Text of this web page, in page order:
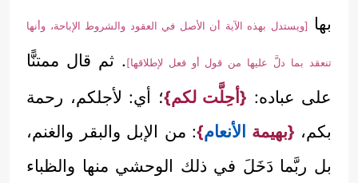
بها
[ويستدل بهذه الآية أن الأصل في العقود والشروط الإباحة، وأنها
تنعقد بما دلَّ عليها من قول أو فعل لإطلاقها] . ثم قال ممتنًّا
على عباده: {أحِلَّت لكم}؛ أي: لأجلكم، رحمة
بكم، {بهيمة الأنعام}: من الإبل والبقر والغنم،
بل ربَّما دَخَلَ في ذلك الوحشي منها والظباء